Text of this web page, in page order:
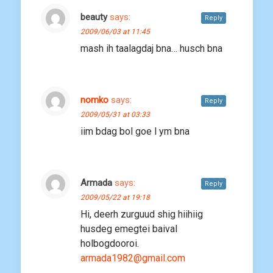
beauty says:
2009/06/03 at 11:45
mash ih taalagdaj bna… husch bna
Reply
nomko says:
2009/05/31 at 03:33
iim bdag bol goe l ym bna
Reply
Armada says:
2009/05/22 at 19:18
Hi, deerh zurguud shig hiihiig
husdeg emegtei baival
holbogdooroi.
armada1982@gmail.com
Reply